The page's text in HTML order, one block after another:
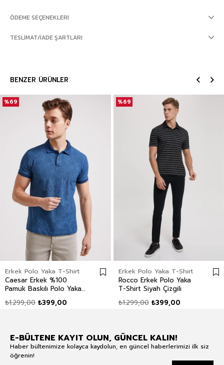
ÖDEME SEÇENEKLERI
TESLIMAT/İADE ŞARTLARI
BENZER ÜRÜNLER
Erkek Polo Yaka T-Shirt
Caesar Erkek %100
Pamuk Baskılı Polo Yaka
₺399,00
₺1.299,00
%69
Erkek Polo Yaka T-Shirt
Rocco Erkek Polo Yaka
T-Shirt Siyah Çizgili
₺399,00
₺1.299,00
%69
E-BÜLTENE KAYIT OLUN, GÜNCEL KALIN!
Haber bültenimize kolayca kaydolun, en güncel haberlerimizi ilk siz
öğrenin!